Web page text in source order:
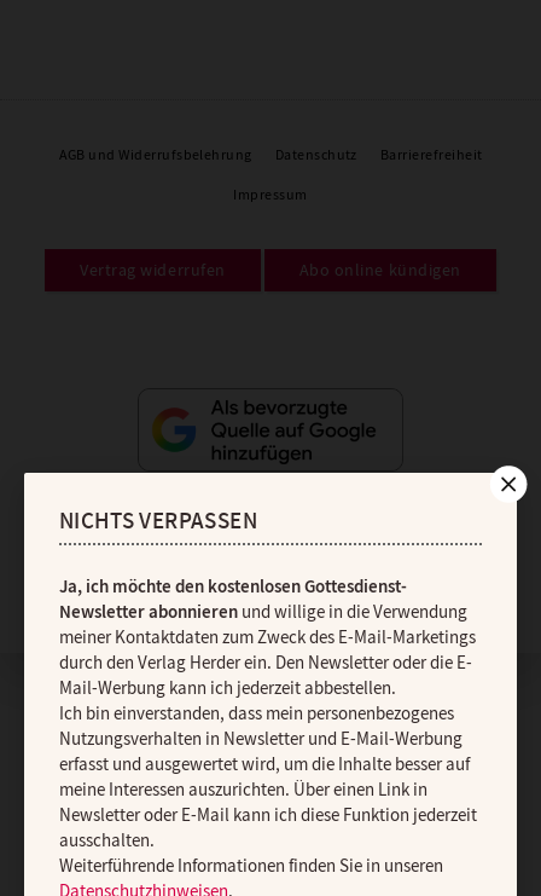
AGB und Widerrufsbelehrung Datenschutz Barrierefreiheit
Impressum
Vertrag widerrufen Abo online kündigen
Nach oben
NICHTS VERPASSEN
Ja, ich möchte den kostenlosen Gottesdienst-
Newsletter abonnierenund willige in die Verwendung
meiner Kontaktdaten zum Zweck des E-Mail-Marketings
durch den Verlag Herder ein. Den Newsletter oder die E-
Mail-Werbung kann ich jederzeit abbestellen.
Ich bin einverstanden, dass mein personenbezogenes
Nutzungsverhalten in Newsletter und E-Mail-Werbung
erfasst und ausgewertet wird, um die Inhalte besser auf
meine Interessen auszurichten. Über einen Link in
Newsletter oder E-Mail kann ich diese Funktion jederzeit
ausschalten.
Weiterführende Informationen finden Sie in unseren